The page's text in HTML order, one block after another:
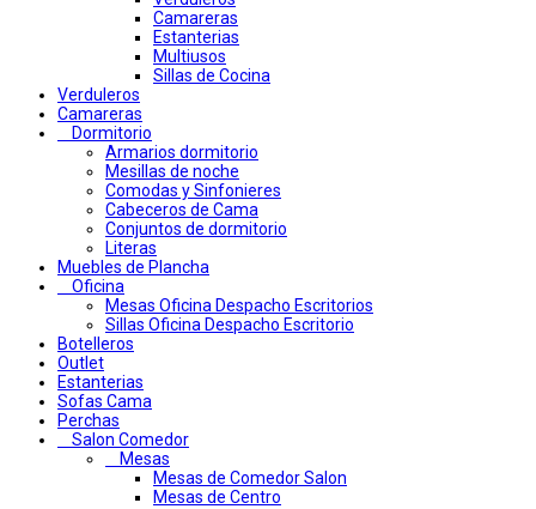
Camareras
Estanterias
Multiusos
Sillas de Cocina
Verduleros
Camareras
Dormitorio
Armarios dormitorio
Mesillas de noche
Comodas y Sinfonieres
Cabeceros de Cama
Conjuntos de dormitorio
Literas
Muebles de Plancha
Oficina
Mesas Oficina Despacho Escritorios
Sillas Oficina Despacho Escritorio
Botelleros
Outlet
Estanterias
Sofas Cama
Perchas
Salon Comedor
Mesas
Mesas de Comedor Salon
Mesas de Centro